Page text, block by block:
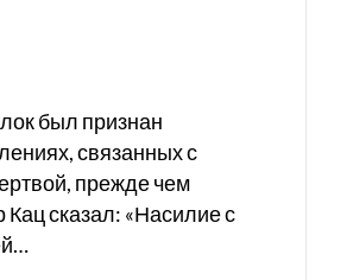
был признан
связанных с
прежде чем
Кац сказал: «Насилие с